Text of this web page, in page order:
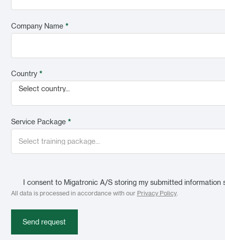
Company Name *
Country *
Select country...
Service Package *
I consent to Migatronic A/S storing my submitted information
All data is processed in accordance with our Privacy Policy.
Send request